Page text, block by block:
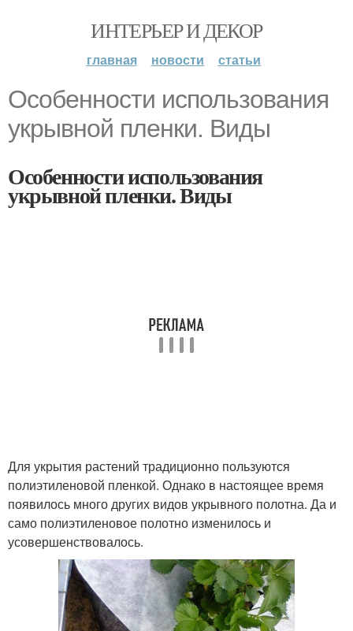
ИНТЕРЬЕР И ДЕКОР
главная новости статьи
Особенности использования
укрывной пленки. Виды
Особенности использования
укрывной пленки. Виды
Для укрытия растений традиционно пользуются
полиэтиленовой пленкой. Однако в настоящее время
появилось много других видов укрывного полотна. Да и
само полиэтиленовое полотно изменилось и
усовершенствовалось.